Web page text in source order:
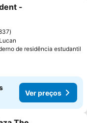
aos favoritos
-
de residência estudantil
Ver preços